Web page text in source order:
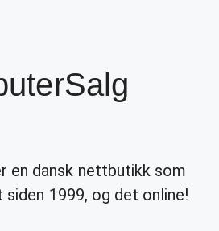
en dansk nettbutikk som
1999, og det online!